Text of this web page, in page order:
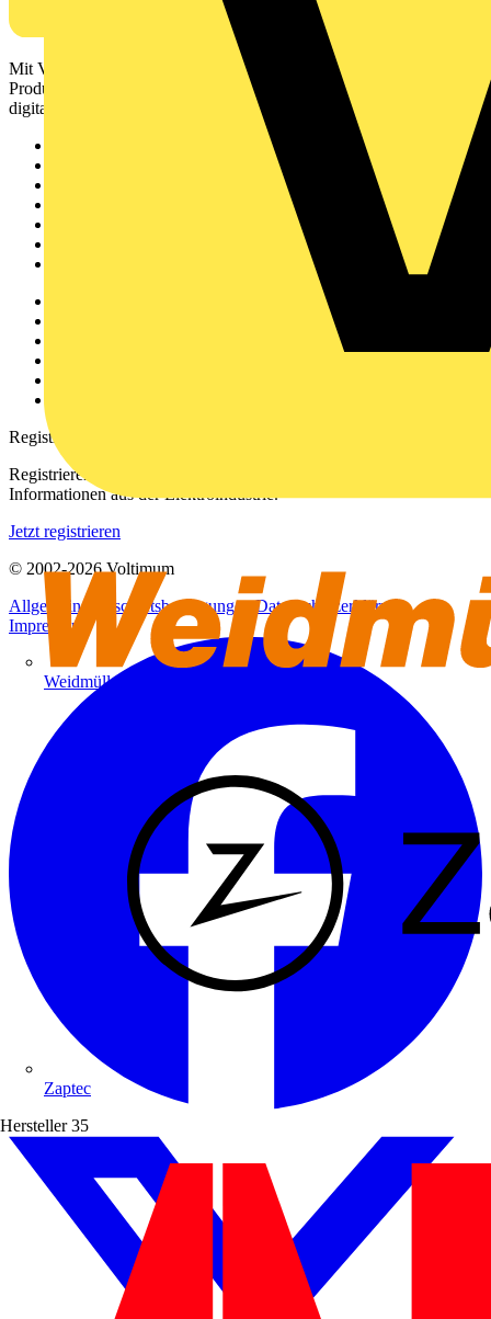
Weidmüller
Zaptec
Hersteller 35
Mit Voltimum erhalten Elektrofachkräfte Zugang zu Branchennews,
Produktinformationen, Schulungen und Tools – alles auf einer
digitalen Plattform und Community.
Registrierung
Registrieren Sie sich kostenlos und erhalten Sie stets aktuelle
Informationen aus der Elektroindustrie.
Jetzt registrieren
© 2002-2026Voltimum
Allgemeine GeschäftsbedingungenDatenschutzerklärung
Impressum